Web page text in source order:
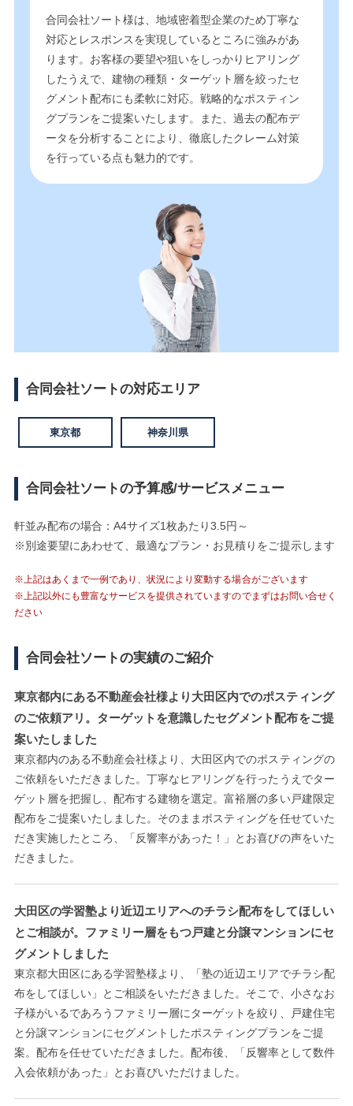
合同会社ソート様は、地域密着型企業のため丁寧な
対応とレスポンスを実現しているところに強みがあ
ります。お客様の要望や狙いをしっかりヒアリング
したうえで、建物の種類・ターゲット層を絞ったセ
グメント配布にも柔軟に対応。戦略的なポスティン
グプランをご提案いたします。また、過去の配布デ
ータを分析することにより、徹底したクレーム対策
を行っている点も魅力的です。
合同会社ソートの対応エリア
東京都 神奈川県
合同会社ソートの予算感/サービスメニュー
軒並み配布の場合：A4サイズ1枚あたり3.5円～
※別途要望にあわせて、最適なプラン・お見積りをご提示します
※上記はあくまで一例であり、状況により変動する場合がございます
※上記以外にも豊富なサービスを提供されていますのでまずはお問い合せく
ださい
合同会社ソートの実績のご紹介
東京都内にある不動産会社様より大田区内でのポスティング
のご依頼アリ。ターゲットを意識したセグメント配布をご提
案いたしました
東京都内のある不動産会社様より、大田区内でのポスティングの
ご依頼をいただきました。丁寧なヒアリングを行ったうえでター
ゲット層を把握し、配布する建物を選定。富裕層の多い戸建限定
配布をご提案いたしました。そのままポスティングを任せていた
だき実施したところ、「反響率があった！」とお喜びの声をいた
だきました。
大田区の学習塾より近辺エリアへのチラシ配布をしてほしい
とご相談が。ファミリー層をもつ戸建と分譲マンションにセ
グメントしました
東京都大田区にある学習塾様より、「塾の近辺エリアでチラシ配
布をしてほしい」とご相談をいただきました。そこで、小さなお
子様がいるであろうファミリー層にターゲットを絞り、戸建住宅
と分譲マンションにセグメントしたポスティングプランをご提
案。配布を任せていただきました。配布後、「反響率として数件
入会依頼があった」とお喜びいただけました。